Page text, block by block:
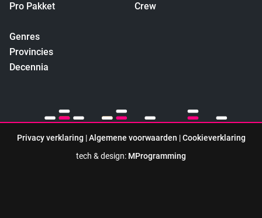
Pro Pakket
Crew
Genres
Provincies
Decennia
Privacy verklaring |Algemene voorwaarden |Cookieverklaring
tech & design: MProgramming